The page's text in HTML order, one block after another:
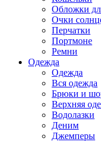
Обложки
Очки
Перчатки
Портмоне
Ремни
Одежда
Одежда
Вся одежда
Брюки и
Верхняя
Водолазки
Деним
Джемперы